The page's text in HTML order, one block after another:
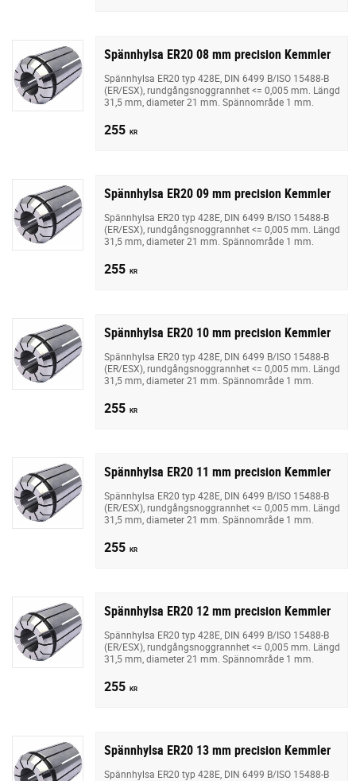
Spännhylsa ER20 08 mm precision Kemmler
Spännhylsa ER20 typ 428E, DIN 6499 B/ISO 15488-B
(ER/ESX), rundgångsnoggrannhet <= 0,005 mm. Längd
31,5 mm, diameter 21 mm. Spännområde 1 mm.
255 KR
Spännhylsa ER20 09 mm precision Kemmler
Spännhylsa ER20 typ 428E, DIN 6499 B/ISO 15488-B
(ER/ESX), rundgångsnoggrannhet <= 0,005 mm. Längd
31,5 mm, diameter 21 mm. Spännområde 1 mm.
255 KR
Spännhylsa ER20 10 mm precision Kemmler
Spännhylsa ER20 typ 428E, DIN 6499 B/ISO 15488-B
(ER/ESX), rundgångsnoggrannhet <= 0,005 mm. Längd
31,5 mm, diameter 21 mm. Spännområde 1 mm.
255 KR
Spännhylsa ER20 11 mm precision Kemmler
Spännhylsa ER20 typ 428E, DIN 6499 B/ISO 15488-B
(ER/ESX), rundgångsnoggrannhet <= 0,005 mm. Längd
31,5 mm, diameter 21 mm. Spännområde 1 mm.
255 KR
Spännhylsa ER20 12 mm precision Kemmler
Spännhylsa ER20 typ 428E, DIN 6499 B/ISO 15488-B
(ER/ESX), rundgångsnoggrannhet <= 0,005 mm. Längd
31,5 mm, diameter 21 mm. Spännområde 1 mm.
255 KR
Spännhylsa ER20 13 mm precision Kemmler
Spännhylsa ER20 typ 428E, DIN 6499 B/ISO 15488-B